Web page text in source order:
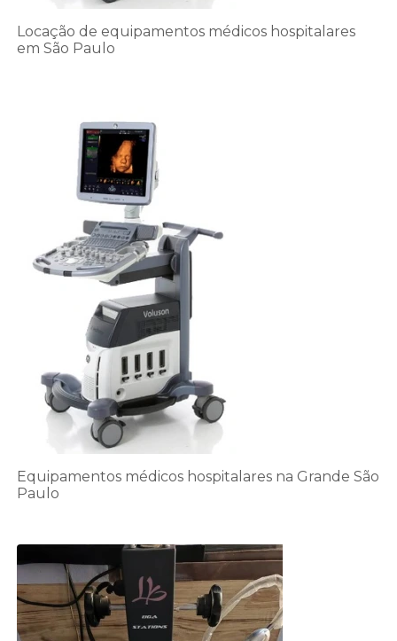
Locação de equipamentos médicos hospitalares
em São Paulo
Equipamentos médicos hospitalares na Grande São
Paulo